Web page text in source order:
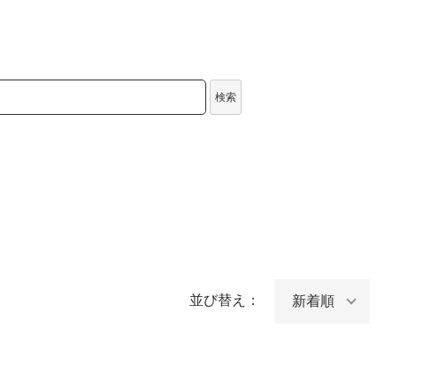
検索
並び替え：